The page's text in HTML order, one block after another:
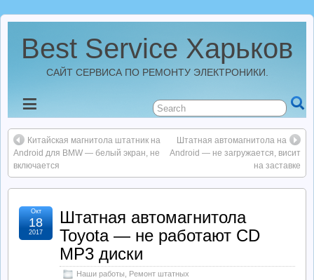
Best Service Харьков
САЙТ СЕРВИСА ПО РЕМОНТУ ЭЛЕКТРОНИКИ.
Новости
Best Service Харьков
Ремонт Автомагнитол
Ремонт StarLine
Китайская магнитола штатник на
Android для BMW — белый экран, не
включается
Штатная автомагнитола на
Android — не загружается, висит
на заставке
Штатная автомагнитола
Toyota — не работают CD
MP3 диски
Наши работы
Ремонт штатных
Окт
18
2017